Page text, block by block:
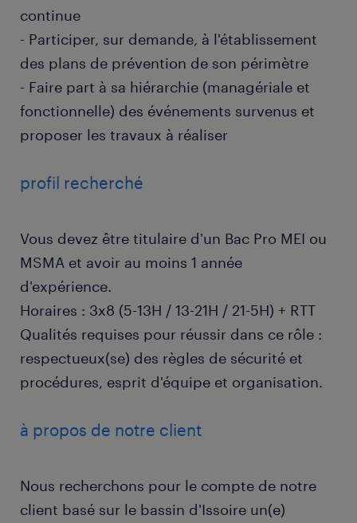
continue
- Participer, sur demande, à l'établissement
des plans de prévention de son périmètre
- Faire part à sa hiérarchie (managériale et
fonctionnelle) des événements survenus et
proposer les travaux à réaliser
profil recherché
Vous devez être titulaire d'un Bac Pro MEI ou
MSMA et avoir au moins 1 année
d'expérience.
Horaires : 3x8 (5-13H / 13-21H / 21-5H) + RTT
Qualités requises pour réussir dans ce rôle :
respectueux(se) des règles de sécurité et
procédures, esprit d'équipe et organisation.
à propos de notre client
Nous recherchons pour le compte de notre
client basé sur le bassin d'Issoire un(e)